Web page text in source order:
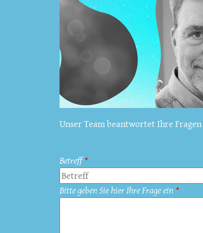
Unser Team beantwortet Ihre
Betreff
Bitte geben Sie hier Ihre Frage ein